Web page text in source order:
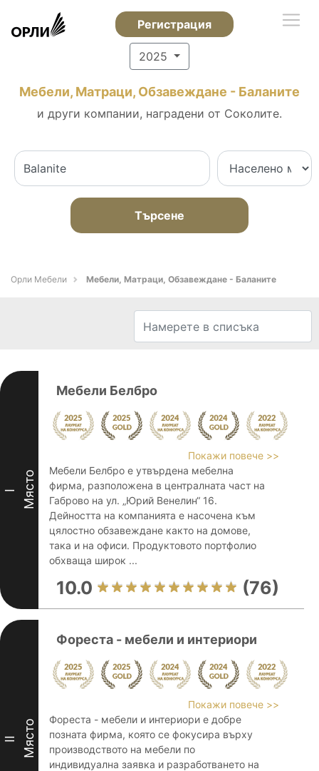
Регистрация
2025
Мебели, Матраци, Обзавеждане - Баланите
и други компании, наградени от Соколите.
Търсене
Орли Мебели Мебели, Матраци, Обзавеждане - Баланите
I Място
Мебели Белбро
Покажи повече >>
Мебели Белбро е утвърдена мебелна
фирма, разположена в централната част на
Габрово на ул. „Юрий Венелин“ 16.
Дейността на компанията е насочена към
цялостно обзавеждане както на домове,
така и на офиси. Продуктовото портфолио
обхваща широк ...
10.0 (76)
II Място
Фореста - мебели и интериори
Покажи повече >>
Фореста - мебели и интериори е добре
позната фирма, която се фокусира върху
производството на мебели по
индивидуална заявка и разработването на